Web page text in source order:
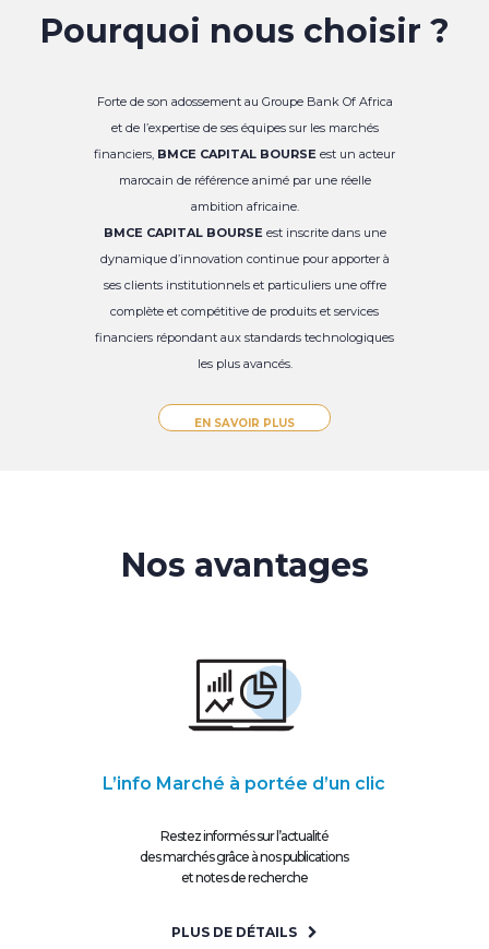
Pourquoi nous choisir ?
Forte de son adossement au Groupe Bank Of Africa
et de l’expertise de ses équipes sur les marchés
financiers, BMCE CAPITAL BOURSE est un acteur
marocain de référence animé par une réelle
ambition africaine.
BMCE CAPITAL BOURSEest inscrite dans une
dynamique d’innovation continue pour apporter à
ses clients institutionnels et particuliers une offre
complète et compétitive de produits et services
financiers répondant aux standards technologiques
les plus avancés.
EN SAVOIR PLUS
Nos avantages
L’info Marché à portée d’un clic
Restez informés sur l’actualité
des marchés grâce à nos publications
et notes de recherche
PLUS DE DÉTAILS